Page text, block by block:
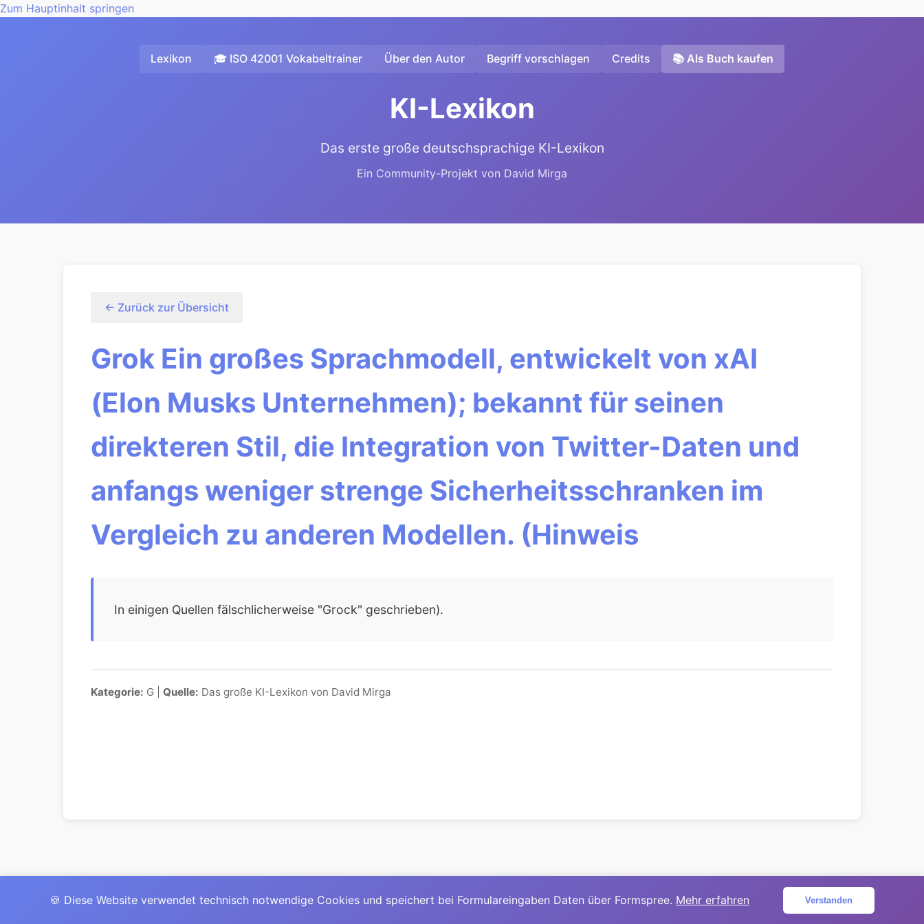
Zum Hauptinhalt springen
Lexikon 🎓 ISO 42001 Vokabeltrainer Über den Autor Begriff vorschlagen Credits 📚 Als Buch kaufen
KI-Lexikon
Das erste große deutschsprachige KI-Lexikon
Ein Community-Projekt von David Mirga
← Zurück zur Übersicht
Grok Ein großes Sprachmodell, entwickelt von xAI
(Elon Musks Unternehmen); bekannt für seinen
direkteren Stil, die Integration von Twitter-Daten und
anfangs weniger strenge Sicherheitsschranken im
Vergleich zu anderen Modellen. (Hinweis
In einigen Quellen fälschlicherweise "Grock" geschrieben).
Kategorie: G | Quelle: Das große KI-Lexikon von David Mirga
David Mirga davidmirga.com
🍪 Diese Website verwendet technisch notwendige Cookies und speichert bei Formulareingaben Daten über Formspree. Mehr erfahren Verstanden